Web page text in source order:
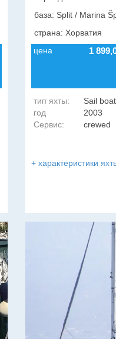
база: Split / Marina
страна: Хорватия
цена
1
тип яхты:
Sail boat
год
постройки:
2003
Сервис:
crewed
+ характеристики